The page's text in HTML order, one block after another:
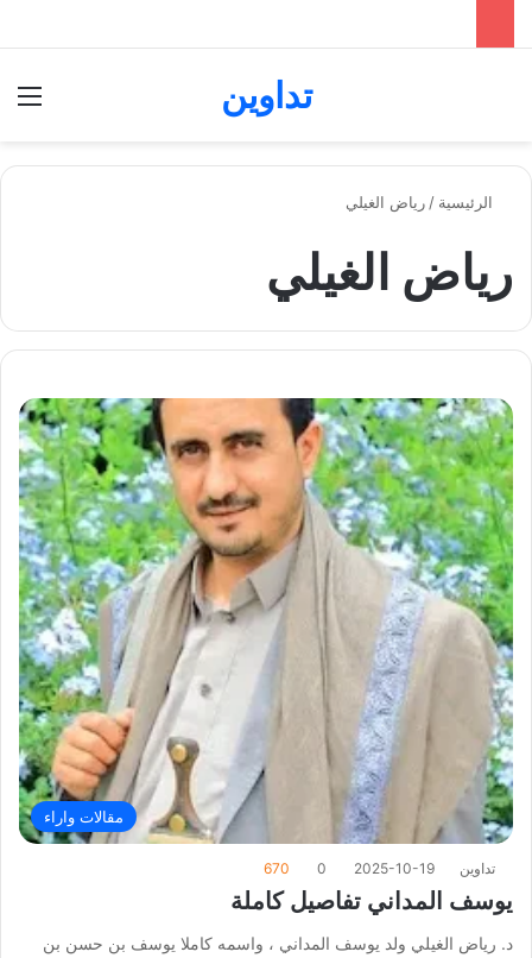
تداوين
الرئيسية / رياض الغيلي
رياض الغيلي
مقالات واراء
تداوين 2025-10-19
0
670
يوسف المداني تفاصيل كاملة
د. رياض الغيلي ولد يوسف المداني ، واسمه كاملا يوسف بن حسن بن